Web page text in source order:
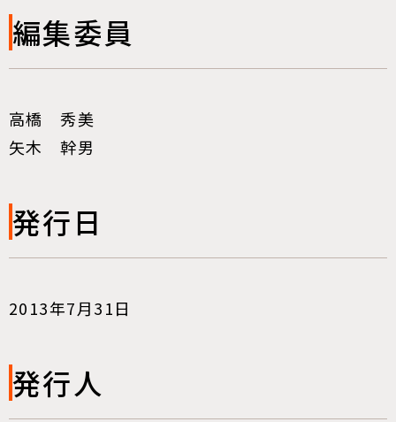
編集委員
高橋 秀美
矢木 幹男
発行日
2013年7月31日
発行人